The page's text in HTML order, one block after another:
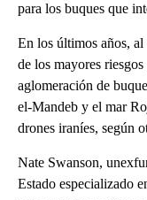
para los buques que
En los últimos años,
de los mayores
aglomeración de
el-Mandeb y el mar
drones iraníes, según
Nate Swanson,
Estado especializado